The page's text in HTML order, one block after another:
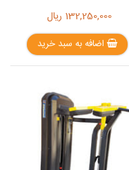
132,250,000 ریال
اضافه به سبد خرید